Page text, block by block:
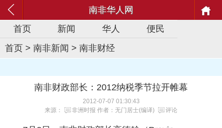
南非华人网
首页
新闻 华人
便民
首页 > 南非新闻 > 南非财经
南非财政部长：2012纳税季节拉开帷幕
2012-07-07 01:30:43
来源：
非洲时报 作者：无门居士(编译) 评论